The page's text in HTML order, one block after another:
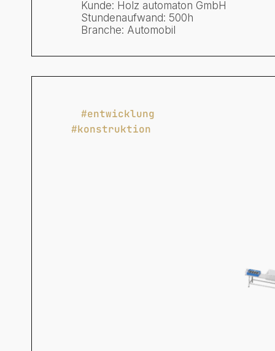
Kunde: Holz automaton GmbH
Stundenaufwand: 500h
Branche: Automobil
#entwicklung
#konstruktion